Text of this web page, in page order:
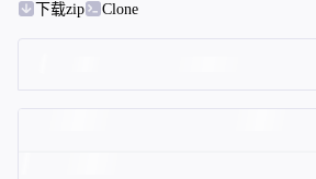
下载zip
Clone